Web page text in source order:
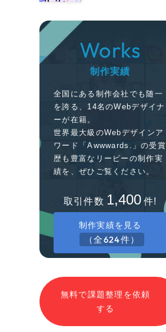
でを徹底解説！
Works
制作実績
全国にある制作会社でも随一
を誇る、14名のWebデザイナ
ーが在籍。
世界最大級のWebデザインア
ワード「Awwwards.」の受賞
歴も豊富なリーピーの制作実
績を、ぜひご覧ください。
取引件数 1,400 件!
制作実績を見る
（全624件）
無料で課題整理を依頼
する